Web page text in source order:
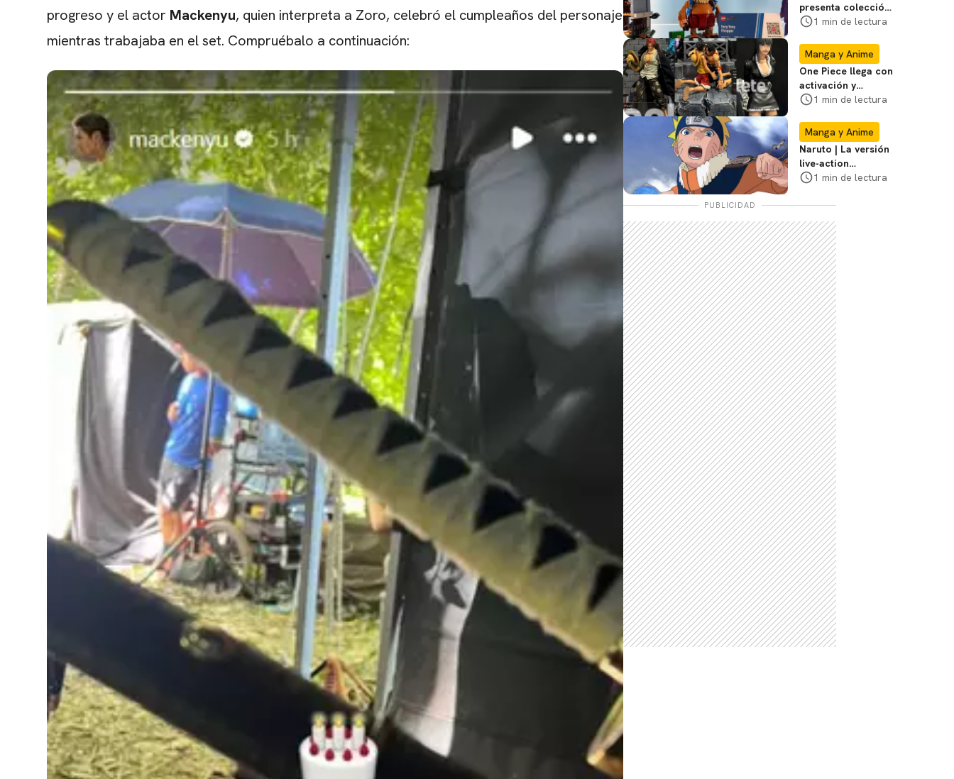
progreso y el actor Mackenyu, quien interpreta a Zoro, celebró el cumpleaños del personaje
mientras trabajaba en el set. Compruébalo a continuación:
presenta colección
de serie de la
Con
1 min de lectura
Manga y Anime
One Piece llega con
activación y
coleccionables a la
Con
1 min de lectura
Manga y Anime
Naruto | La versión
live-action
explorará la
dice el director
1 min de lectura
PUBLICIDAD